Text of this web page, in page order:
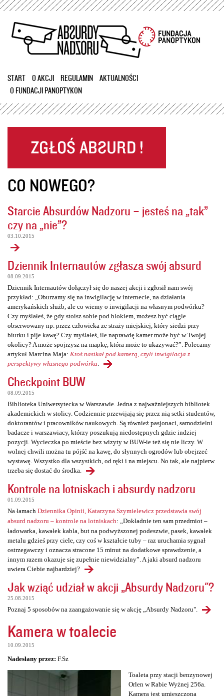
Przejdź
treści
START O AKCJI REGULAMIN
AKTUALNOŚCI
O FUNDACJI PANOPTYKON
CO NOWEGO?
Starcie Absurdów Nadzoru – jesteś na „tak”
czy na „nie”?
03.10.2015
Dziennik Internautów zgłasza swój absurd
08.09.2015
Dziennik Internautów dołączył się do naszej akcji i zgłosił nam swój
przykład: „Oburzamy się na inwigilację w internecie, na działania
amerykańskich służb, ale co wiemy o inwigilacji na własnym podwórku?
Czy myślałeś, że gdy stoisz sobie pod blokiem, możesz być ciągle
obserwowany np. przez człowieka ze straży miejskiej, który siedzi przy
biurku i pije kawę? Czy myślałeś, ile naprawdę kamer może być w Twojej
okolicy? A może spojrzysz na mapkę, która może to ukazywać?”. Polecamy
artykuł Marcina Maja: Ktoś nasikał pod kamerą, czyli inwigilacja z
perspektywy własnego podwórka
Checkpoint BUW
08.09.2015
Biblioteka Uniwersytecka w Warszawie. Jedna z najważniejszych bibliotek
akademickich w stolicy. Codziennie przewijają się przez nią setki studentów,
doktorantów i pracowników naukowych. Są również pasjonaci, samodzielni
badacze i warszawiacy, którzy poszukują niedostępnych gdzie indziej
pozycji. Wycieczka po mieście bez wizyty w BUW-ie też się nie liczy. W
wolnej chwili można tu pójść na kawę, do słynnych ogrodów lub obejrzeć
wystawę. Wszystko dla wszystkich, od ręki i na miejscu. No tak, ale najpierw
trzeba się dostać do środka.
Kontrole na lotniskach i absurdy nadzoru
01.09.2015
Na łamach Dziennika Opinii, Katarzyna Szymielewicz przedstawia swój
absurd nadzoru – kontrole na lotniskach: „Dokładnie ten sam przedmiot –
ładowarka, kawałek kabla, but na podwyższonej podeszwie, pasek, kawałek
metalu gdzieś przy ciele, czy coś w kształcie tuby – raz uruchamia sygnał
ostrzegawczy i oznacza stracone 15 minut na dodatkowe sprawdzenie, a
innym razem okazuje się zupełnie niewidzialny”. A jaki absurd nadzoru
uwiera Ciebie najbardziej?
Jak wziąć udział w akcji „Absurdy Nadzoru"?
25.08.2015
Poznaj 5 sposobów na zaangażowanie się w akcję „Absurdy Nadzoru".
Kamera w toalecie
10.09.2015
Nadesłany przez: F.Sz
Toaleta przy stacji benzynowej
Orlen w Rabie Wyżnej 256a.
Kamera jest umieszczona